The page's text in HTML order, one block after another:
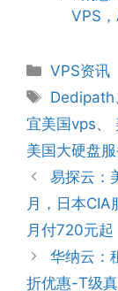
VPS
分
类
VPS资讯
标
签
Dedipath
宜美国vps、
美国大硬盘
易探云：
月，日本
月付720元起
华纳云：
折优惠-T级